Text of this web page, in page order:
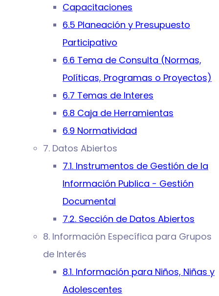
Capacitaciones
6.5 Planeación y Presupuesto
Participativo
6.6 Tema de Consulta (Normas,
Políticas, Programas o Proyectos)
6.7 Temas de Interes
6.8 Caja de Herramientas
6.9 Normatividad
7. Datos Abiertos
7.1. Instrumentos de Gestión de la
Información Publica - Gestión
Documental
7.2. Sección de Datos Abiertos
8. Información Específica para Grupos
de Interés
8.1. Información para Niños, Niñas y
Adolescentes